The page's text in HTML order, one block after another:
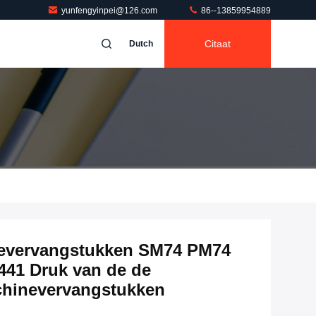
yunfengyinpei@126.com 86--13859954889
Dutch Citaat
SM74 PM74
Druk van de de